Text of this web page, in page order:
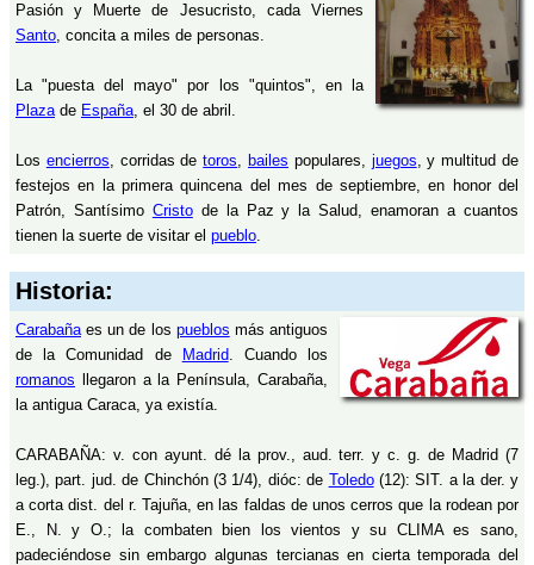
Pasión y Muerte de Jesucristo, cada Viernes
Santo, concita a miles de personas.
La "puesta del mayo" por los "quintos", en la
Plazade España, el 30 de abril.
Los encierros, corridas detoros, bailes populares, juegos, y multitud de
festejos en la primera quincena del mes de septiembre, en honor del
Patrón, Santísimo Cristode la Paz y la Salud, enamoran a cuantos
tienen la suerte de visitar el pueblo.
Historia:
Carabañaes un de los pueblos más antiguos
de la Comunidad de
Madrid. Cuando los
romanos llegaron a la Península, Carabaña,
la antigua Caraca, ya existía.
CARABAÑA: v. con ayunt. dé la prov., aud. terr. y c. g. de Madrid (7
leg.), part. jud. de Chinchón (3 1/4), dióc: de Toledo(12): SIT. a la der. y
a corta dist. del r. Tajuña, en las faldas de unos cerros que la rodean por
E., N. y O.; la combaten bien los vientos y su CLIMA es sano,
padeciéndose sin embargo algunas tercianas en cierta temporada del